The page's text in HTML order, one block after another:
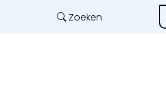
Zoeken